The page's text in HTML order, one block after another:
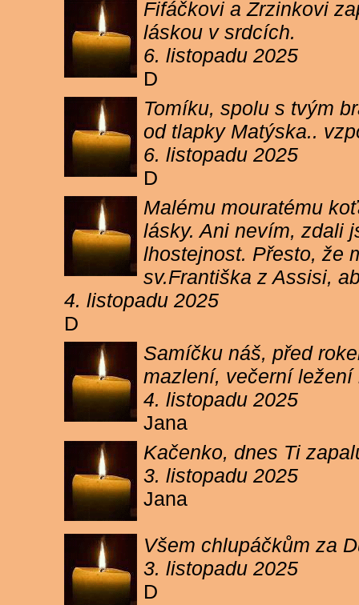
Fifáčkovi a Zrzinkovi
láskou v srdcích.
6. listopadu 2025
D
Tomíku, spolu s tvým
od tlapky Matýska..
6. listopadu 2025
D
Malému mouratému
lásky. Ani nevím, zdali
lhostejnost. Přesto, že
sv.Františka z Assisi,
4. listopadu 2025
D
Samíčku náš, před
mazlení, večerní
4. listopadu 2025
Jana
Kačenko, dnes Ti
3. listopadu 2025
Jana
Všem chlupáčkům za
3. listopadu 2025
D